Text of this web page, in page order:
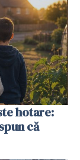
hotare:
că